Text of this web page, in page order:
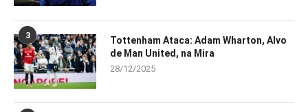
3
Tottenham Ataca: Adam Wharton, Alvo
de Man United, na Mira
28/12/2025